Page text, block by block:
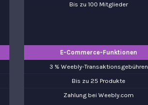
Bis zu 100 Mitglieder
E-Commerce-Funktionen
3 % Weebly-Transaktionsgebühren
Bis zu 25 Produkte
Zahlung bei Weebly.com